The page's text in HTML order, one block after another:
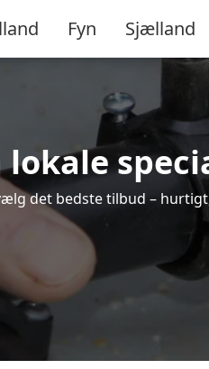
Fyn Sjælland
det bedste tilbud –